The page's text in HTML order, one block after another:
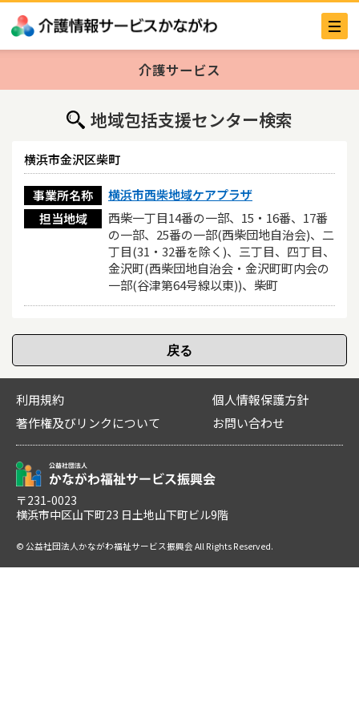
介護サービス
地域包括支援センター検索
横浜市金沢区柴町
事業所名称
横浜市西柴地域ケアプラザ
担当地域
西柴一丁目14番の一部、15・16番、17番
の一部、25番の一部(西柴団地自治会)、二
丁目(31・32番を除く)、三丁目、四丁目、
金沢町(西柴団地自治会・金沢町町内会の
一部(谷津第64号線以東))、柴町
利用規約
個人情報保護方針
著作権及びリンクについて
お問い合わせ
〒231-0023
横浜市中区山下町23 日土地山下町ビル9階
© 公益社団法人かながわ福祉サービス振興会 All Rights Reserved.